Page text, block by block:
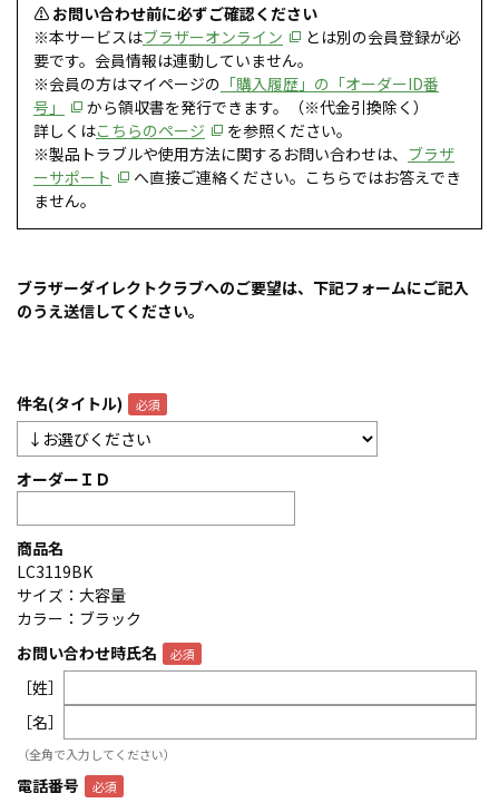
⚠ お問い合わせ前に必ずご確認ください
※本サービスはブラザーオンライン
とは別の会員登録が必
要です。会員情報は連動していません。
※会員の方はマイページの 「購入履歴」の「オーダーID番
号」
から領収書を発行できます。（※代金引換除く）
詳しくはこちらのページ
を参照ください。
※製品トラブルや使用方法に関するお問い合わせは、 ブラザ
ーサポート
へ直接ご連絡ください。こちらではお答えでき
ません。
ブラザーダイレクトクラブへのご要望は、下記フォームにご記入
のうえ送信してください。
件名(タイトル)
オーダーＩＤ
商品名
LC3119BK
サイズ：大容量
カラー：ブラック
お問い合わせ時氏名
［姓］
［名］
（全角で入力してください）
電話番号